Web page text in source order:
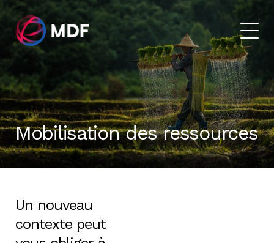
Mobilisation des ressources
Un nouveau
contexte peut